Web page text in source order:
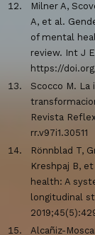
Milner A,
A, et al.
of mental
review. Int J
https://
Scocco M. La
Revista
rr.v97i1.30511
Rönnblad T,
Kreshpaj B,
health: A
longitudinal
Alcañiz-